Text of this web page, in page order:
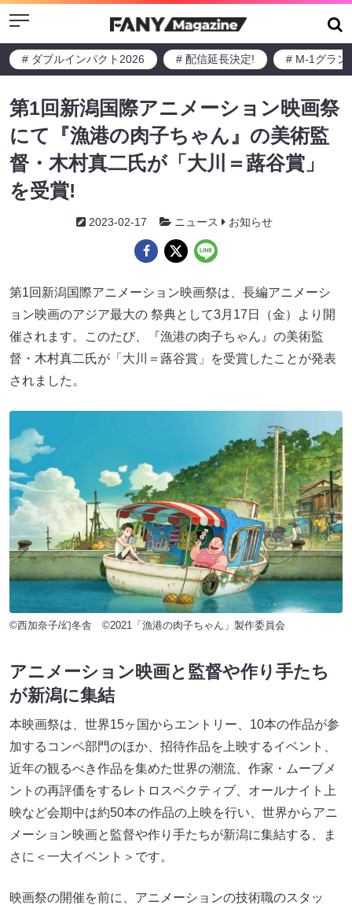
Menu
# ダブルインパクト2026 # 配信延長決定! # M-1グラン
第1回新潟国際アニメーション映画祭
にて『漁港の肉子ちゃん』の美術監
督・木村真二氏が「大川＝蕗谷賞」
を受賞!
2023-02-17 ニュース お知らせ
第1回新潟国際アニメーション映画祭は、長編アニメーシ
ョン映画のアジア最大の 祭典として3月17日（金）より開
催されます。このたび、『漁港の肉子ちゃん』の美術監
督・木村真二氏が「大川＝蕗谷賞」を受賞したことが発表
されました。
©西加奈子/幻冬舎 ©2021「漁港の肉子ちゃん」製作委員会
アニメーション映画と監督や作り手たち
が新潟に集結
本映画祭は、世界15ヶ国からエントリー、10本の作品が参
加するコンペ部門のほか、招待作品を上映するイベント、
近年の観るべき作品を集めた世界の潮流、作家・ムーブメ
ントの再評価をするレトロスペクティブ、オールナイト上
映など会期中は約50本の作品の上映を行い、世界からアニ
メーション映画と監督や作り手たちが新潟に集結する、ま
さに＜一大イベント＞です。
映画祭の開催を前に、アニメーションの技術職のスタッ